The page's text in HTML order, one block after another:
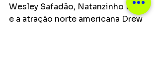
Wesley Safadão, Natanzinho Lima
e a atração norte americana Drew